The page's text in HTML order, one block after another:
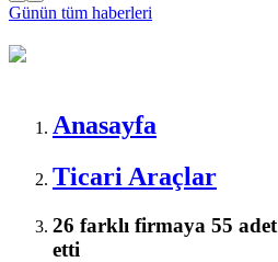
Günün tüm haberleri
Anasayfa
Ticari Araçlar
26 farklı firmaya 55
etti